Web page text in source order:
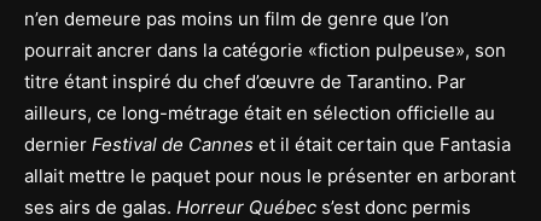
n’en demeure pas moins un film de genre que l’on
pourrait ancrer dans la catégorie «fiction pulpeuse», son
titre étant inspiré du chef d’œuvre de Tarantino. Par
ailleurs, ce long-métrage était en sélection officielle au
dernier Festival de Cannes et il était certain que Fantasia
allait mettre le paquet pour nous le présenter en arborant
ses airs de galas. Horreur Québec s’est donc permis